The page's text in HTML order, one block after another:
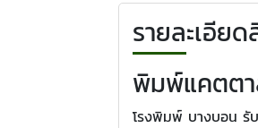
รายละเอีย
พิมพ์แคตต
โรงพิมพ์ บางบอน รั